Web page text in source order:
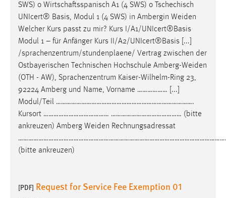
SWS) o Wirtschaftsspanisch A1 (4 SWS) o Tschechisch
UNIcert® Basis, Modul 1 (4 SWS) in Ambergin Weiden
Welcher Kurs passt zu mir? Kurs I/A1/UNIcert®Basis
Modul 1 – für Anfänger Kurs II/A2/UNIcert®Basis [...]
/sprachenzentrum/stundenplaene/ Vertrag zwischen der
Ostbayerischen Technischen Hochschule Amberg-Weiden
(OTH - AW), Sprachenzentrum Kaiser-Wilhelm-Ring 23,
92224 Amberg und Name, Vorname ……………… [...]
Modul/Teil ……………………………………………………………………….
Kursort ………………………………… …………………………………… (bitte
ankreuzen) Amberg Weiden Rechnungsadressat
(bitte ankreuzen)
[PDF] Request for Service Fee Exemption 01
Zweck:
Conversion-Tracking
Cookie Laufzeit:
3 Monate
EXTERNE MEDIEN
Plattformen anzeigen zu können, werden von diesen
externen Medien Cookies gesetzt.
Vimeo